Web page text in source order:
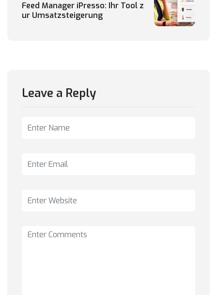
Feed Manager iPresso: Ihr Tool z
ur Umsatzsteigerung
Leave a Reply